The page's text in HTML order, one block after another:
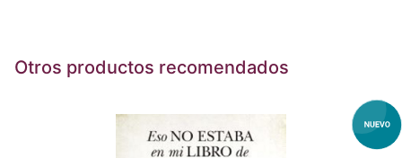
Otros productos recomendados